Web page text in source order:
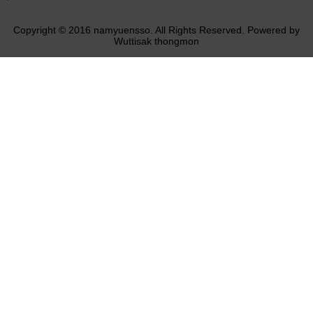
Copyright © 2016 namyuensso. All Rights Reserved. Powered by
Wuttisak thongmon